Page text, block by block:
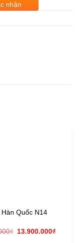
nhận
Quốc N14
₫
Giá
13.900.000₫Giá